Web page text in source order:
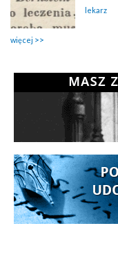
lekarz
więcej